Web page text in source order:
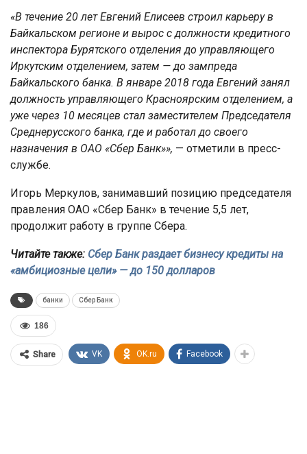
«В течение 20 лет Евгений Елисеев строил карьеру в
Байкальском регионе и вырос с должности кредитного
инспектора Бурятского отделения до управляющего
Иркутским отделением, затем — до зампреда
Байкальского банка. В январе 2018 года Евгений занял
должность управляющего Красноярским отделением, а
уже через 10 месяцев стал заместителем Председателя
Среднерусского банка, где и работал до своего
назначения в ОАО «Сбер Банк»», — отметили в пресс-
службе.
Игорь Меркулов, занимавший позицию председателя
правления ОАО «Сбер Банк» в течение 5,5 лет,
продолжит работу в группе Сбера.
Читайте также: Сбер Банк раздает бизнесу кредиты на
«амбициозные цели» — до 150 долларов
банки Сбер Банк
186
Share VK OK.ru Facebook